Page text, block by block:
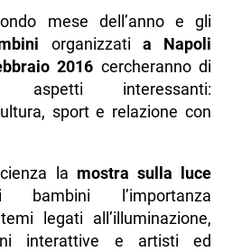
mese dell’anno e gli
organizzati a Napoli
2016 cercheranno di
interessanti:
sport e relazione con
la mostra sulla luce
bambini l’importanza
legati all’illuminazione,
interattive e artisti ed